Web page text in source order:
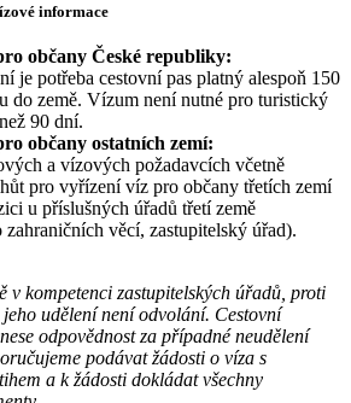
informace
občany České republiky:
je potřeba cestovní pas platný alespoň 150
do země. Vízum není nutné pro turistický
90 dní.
občany ostatních zemí:
a vízových požadavcích včetně
pro vyřízení víz pro občany třetích zemí
u příslušných úřadů třetí země
zahraničních věcí, zastupitelský úřad).
v kompetenci zastupitelských úřadů, proti
udělení není odvolání. Cestovní
odpovědnost za případné neudělení
podávat žádosti o víza s
a k žádosti dokládat všechny